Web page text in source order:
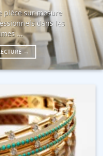
pièce sur mesure
dans les
...
→